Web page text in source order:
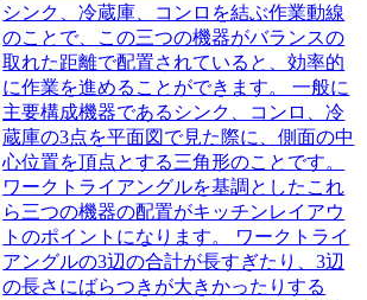
シンク、冷蔵庫、コンロを結ぶ作業動線
のことで、この三つの機器がバランスの
取れた距離で配置されていると、効率的
に作業を進めることができます。
一般に
主要構成機器であるシンク、コンロ、冷
蔵庫の3点を平面図で見た際に、側面の中
心位置を頂点とする三角形のことです。
ワークトライアングルを基調としたこれ
ら三つの機器の配置がキッチンレイアウ
トのポイントになります。
ワークトライ
アングルの3辺の合計が長すぎたり、3辺
の長さにばらつきが大きかったりする